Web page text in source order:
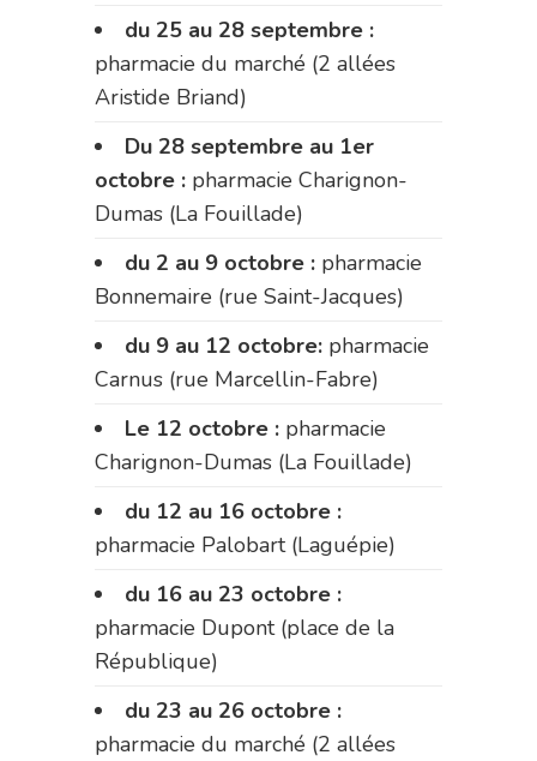
du 25 au 28 septembre :
pharmacie du marché (2 allées
Aristide Briand)
Du 28 septembre au 1er
octobre : pharmacie Charignon-
Dumas (La Fouillade)
du 2 au 9 octobre : pharmacie
Bonnemaire (rue Saint-Jacques)
du 9 au 12 octobre: pharmacie
Carnus (rue Marcellin-Fabre)
Le 12 octobre : pharmacie
Charignon-Dumas (La Fouillade)
du 12 au 16 octobre :
pharmacie Palobart (Laguépie)
du 16 au 23 octobre :
pharmacie Dupont (place de la
République)
du 23 au 26 octobre :
pharmacie du marché (2 allées